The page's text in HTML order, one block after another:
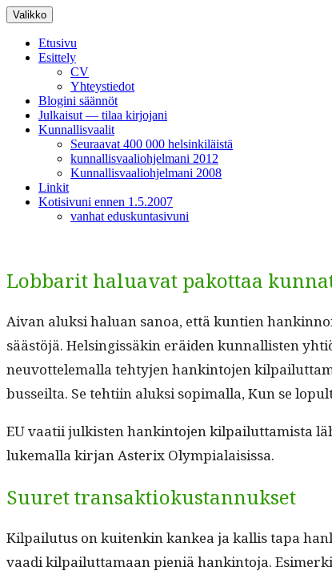
Siirry
sisältöön
Valikko
Etusivu
Esittely
CV
Yhteystiedot
Blogini säännöt
Julkaisut — tilaa kirjojani
Kunnallisvaalit
Seuraavat 400 000 helsinkiläistä
kunnallisvaaliohjelmani 2012
Kunnallisvaaliohjelmani 2008
Linkit
Kotisivuni ennen 1.5.2007
vanhat eduskuntasivuni
Lobbarit haluavat pakottaa
Aivan aluk­si halu­an sanoa, että kun­tien
säästöjä. Helsingis­säkin eräi­den kun­nal­lis­ten
neu­vot­tele­mal­la tehty­jen han­k­in­to­jen
bus­seil­ta. Se tehti­in aluk­si sopi­mal­la, Kun se
EU vaatii julk­isten han­k­in­to­jen kil­pailut­tamista
luke­mal­la kir­jan Aster­ix Olympialaisissa.
Suuret transaktiokustannukset
Kil­pailu­tus on kuitenkin kankea ja kallis tapa
vaa­di kil­pailut­ta­maan pieniä han­k­in­to­ja.